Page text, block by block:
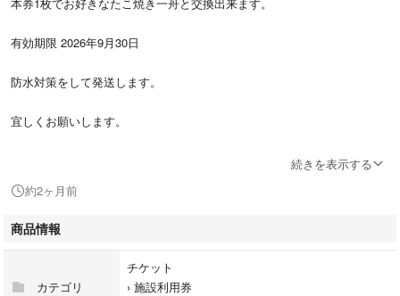
有効期限 2026年9月30日
防水対策をして発送します。
宜しくお願いします。
#銀だこ回数券
#銀だこ引換券
続きを表示する
約2ヶ月前
商品情報
カテゴリ
チケット
› 施設利用券